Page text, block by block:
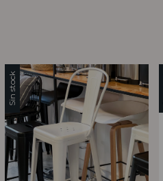
Sin stock